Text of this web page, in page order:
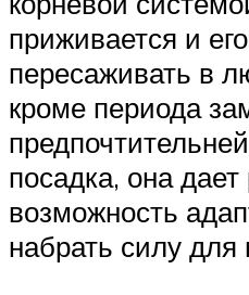
приживается и
пересаживать в
кроме периода
посадка, она
возможность
набрать силу